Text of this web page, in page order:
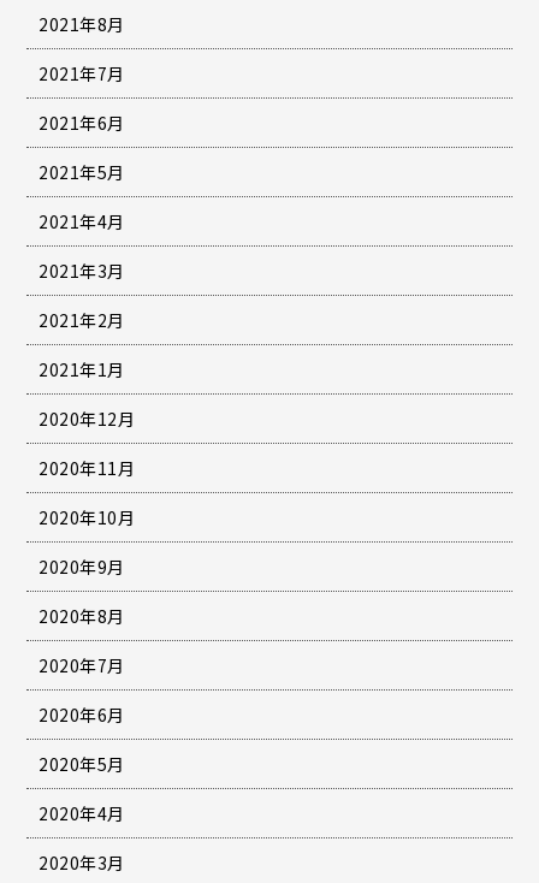
2021年8月
2021年7月
2021年6月
2021年5月
2021年4月
2021年3月
2021年2月
2021年1月
2020年12月
2020年11月
2020年10月
2020年9月
2020年8月
2020年7月
2020年6月
2020年5月
2020年4月
2020年3月